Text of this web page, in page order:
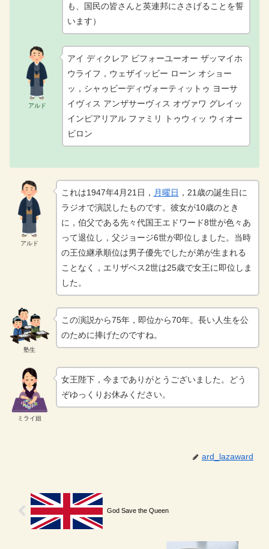
も、国民の皆さんと英連邦にささげることを誓
います）
アルド
アイ ディクレア ビフォーユーオー ザッマイホ
ウライフ，ウェザイッビー ローン オショー
ッ，シャゥビーディヴォーティットゥ ヨーサ
イヴィス アンザサーヴィス オヴァワ グレイッ
インピアリアル ファミリ トゥウィッ ウィオー
ビロン
アルド
これは1947年4月21日， 月曜日 ，21歳の誕生日に
ラジオで演説したものです。彼女が10歳のとき
に，伯父である先々代国王エドワード8世が色々あ
って退位し，父ジョージ6世が即位しました。当時
の王位継承順位は男子優先でしたが弟が生まれる
ことなく，エリザベス2世は25歳で女王に即位しま
した。
塾生
この演説から75年，即位から70年。長い人生を公
のために捧げたのですね。
ミライ姐
女王陛下，今までありがとうございました。どう
ぞゆっくりお休みください。
ard_lazaward
God Save the Queen